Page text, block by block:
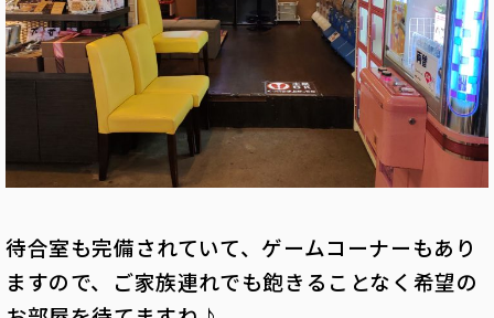
待合室も完備されていて、ゲームコーナーもあり
ますので、ご家族連れでも飽きることなく希望の